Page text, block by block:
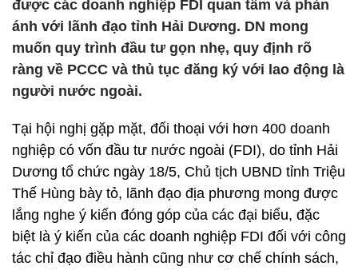
được các doanh nghiệp FDI quan tâm và phản
ánh với lãnh đạo tỉnh Hải Dương. DN mong
muốn quy trình đầu tư gọn nhẹ, quy định rõ
ràng về PCCC và thủ tục đăng ký với lao động là
người nước ngoài.
Tại hội nghị gặp mặt, đối thoại với hơn 400 doanh
nghiệp có vốn đầu tư nước ngoài (FDI), do tỉnh Hải
Dương tổ chức ngày 18/5, Chủ tịch UBND tỉnh Triệu
Thế Hùng bày tỏ, lãnh đạo địa phương mong được
lắng nghe ý kiến đóng góp của các đại biểu, đặc
biệt là ý kiến của các doanh nghiệp FDI đối với công
tác chỉ đạo điều hành cũng như cơ chế chính sách,